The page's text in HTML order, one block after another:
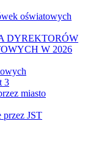
oświatowych
DYREKTORÓW
W 2026
3
miasto
przez JST